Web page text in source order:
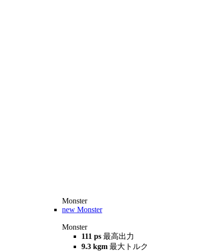
Monster
new Monster
Monster
111 ps 最高出力
9.3 kgm 最大トルク